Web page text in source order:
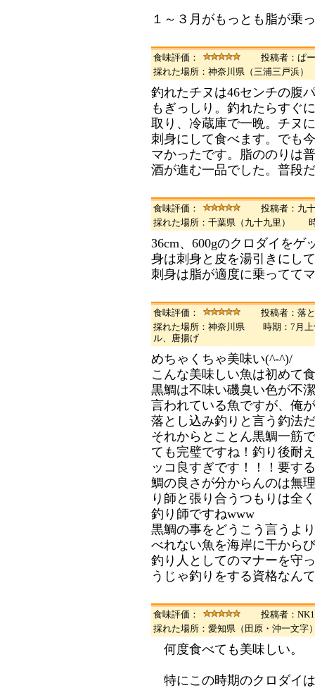
１～３月がもっとも脂が乗
食味評価：
投稿者：ぱ
採れた場所：神奈川県（三浦三戸
釣れたチヌは46センチの腹
もぎっしり。釣れたらすぐ
取り、冷蔵庫で一晩。チヌ
刺身にして食べます。でも
マかったです。脂ののりは
酒が進む一品でした。普段
食味評価：
投稿者：九
採れた場所：千葉県（九十九里）
36cm、600gのクロダイをゲ
身は刺身と皮を湯引きにし
刺身は脂が適度に乗ってて
食味評価：
投稿者：落
採れた場所：神奈川県 時期：7月
ル、唐揚げ
めちゃくちゃ美味い(^-^)/
こんな美味しい魚は初めて
黒鯛は不味い磯臭い色が不
言われている魚ですが、俺
落とし込み釣りと言う釣法
それからとことん黒鯛一筋
ても完璧ですね！釣り後耐
ッコ良すぎです！！！要す
鯛の良さが分からんのは無
り師と張り合うつもりは全
釣り師ですねwww
黒鯛の事をどうこう言うよ
べれない魚を海岸に干から
釣り人としてのマナーを守
うじゃ釣りをする資格なん
食味評価：
投稿者：
採れた場所：愛知県（田原・沖一
何度食べても美味しい。
特にこの時期のクロダイ